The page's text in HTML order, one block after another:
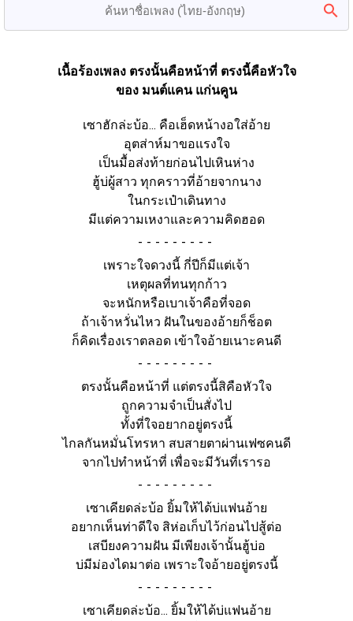
เนื้อร้องเพลง ตรงนั้นคือหน้าที่ ตรงนี้คือหัวใจ
ของ มนต์แคน แก่นคูน
เซาฮักล่ะบ้อ... คือเฮ็ดหน้างอใส่อ้าย
อุตส่าห์มาขอแรงใจ
เป็นมื้อส่งท้ายก่อนไปเหินห่าง
ฮู้บ่ผู้สาว ทุกคราวที่อ้ายจากนาง
ในกระเป๋าเดินทาง
มีแต่ความเหงาและความคิดฮอด
-
เพราะใจดวงนี้ กี่ปีก็มีแต่เจ้า
เหตุผลที่ทนทุกก้าว
จะหนักหรือเบาเจ้าคือที่จอด
ถ้าเจ้าหวั่นไหว ฝันในของอ้ายก็ช็อต
ก็คิดเรื่องเราตลอด เข้าใจอ้ายเนาะคนดี
-
ตรงนั้นคือหน้าที่ แต่ตรงนี้สิคือหัวใจ
ถูกความจำเป็นสั่งไป
ทั้งที่ใจอยากอยู่ตรงนี้
ไกลกันหมั่นโทรหา สบสายตาผ่านเฟซคนดี
จากไปทำหน้าที่ เพื่อจะมีวันที่เรารอ
-
เซาเคียดล่ะบ้อ ยิ้มให้ได้บ่แฟนอ้าย
อยากเห็นท่าดีใจ สิห่อเก็บไว้ก่อนไปสู้ต่อ
เสบียงความฝัน มีเพียงเจ้านั้นฮู้บ่อ
บ่มีม่องไดมาต่อ เพราะใจอ้ายอยู่ตรงนี้
-
เซาเคียดล่ะบ้อ... ยิ้มให้ได้บ่แฟนอ้าย